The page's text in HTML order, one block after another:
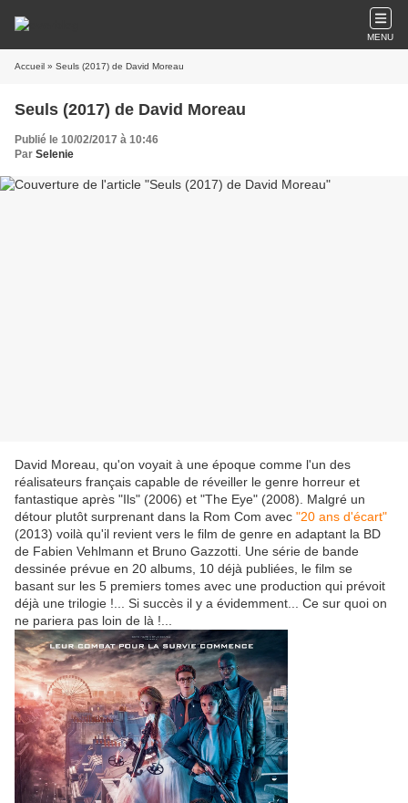
MENU
Accueil » Seuls (2017) de David Moreau
Seuls (2017) de David Moreau
Publié le 10/02/2017 à 10:46
Par Selenie
David Moreau, qu'on voyait à une époque comme l'un des
réalisateurs français capable de réveiller le genre horreur et
fantastique après "Ils" (2006) et "The Eye" (2008). Malgré un
détour plutôt surprenant dans la Rom Com avec "20 ans d'écart"
(2013) voilà qu'il revient vers le film de genre en adaptant la BD
de Fabien Vehlmann et Bruno Gazzotti. Une série de bande
dessinée prévue en 20 albums, 10 déjà publiées, le film se
basant sur les 5 premiers tomes avec une production qui prévoit
déjà une trilogie !... Si succès il y a évidemment... Ce sur quoi on
ne pariera pas loin de là !...